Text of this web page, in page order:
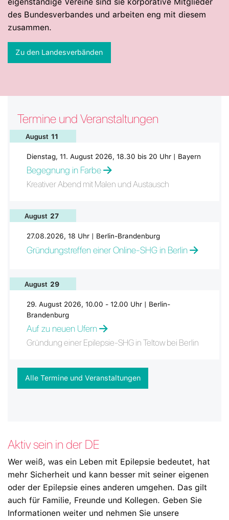
des Bundesverbandes und arbeiten eng mit diesem
zusammen.
Zu den Landesverbänden
Termine und Veranstaltungen
August 11
Dienstag, 11. August 2026, 18.30 bis 20 Uhr | Bayern
Begegnung in Farbe
Kreativer Abend mit Malen und Austausch
August 27
27.08.2026, 18 Uhr | Berlin-Brandenburg
Gründungstreffen einer Online-SHG in Berlin
August 29
29. August 2026, 10.00 - 12.00 Uhr | Berlin-
Brandenburg
Auf zu neuen Ufern
Gründung einer Epilepsie-SHG in Teltow bei Berlin
Alle Termine und Veranstaltungen
Aktiv sein in der DE
Wer weiß, was ein Leben mit Epilepsie bedeutet, hat
mehr Sicherheit und kann besser mit seiner eigenen
oder der Epilepsie eines anderen umgehen. Das gilt
auch für Familie, Freunde und Kollegen. Geben Sie
Informationen weiter und nehmen Sie unsere